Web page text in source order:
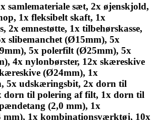
samlemateriale sæt, 2x øjenskjold,
1x fleksibelt skaft, 1x
2x emnestøtte, 1x tilbehørskasse,
slibemanchet (Ø15mm), 5x
5x polerfilt (Ø25mm), 5x
4x nylonbørster, 12x skæreskive
(Ø24mm), 1x
5x udskæringsbit, 2x dorn til
dorn til polering af filt, 1x dorn til
(2,0 mm), 1x
mm), 1x kombinationsværktøj, 10x